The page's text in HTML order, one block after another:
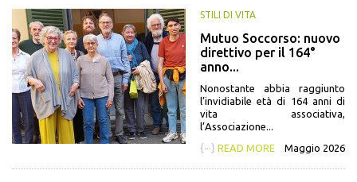
STILI DI VITA
Mutuo Soccorso: nuovo
direttivo per il 164°
anno...
Nonostante abbia raggiunto
l’invidiabile età di 164 anni di
vita associativa,
l’Associazione...
{···} READ MORE Maggio 2026